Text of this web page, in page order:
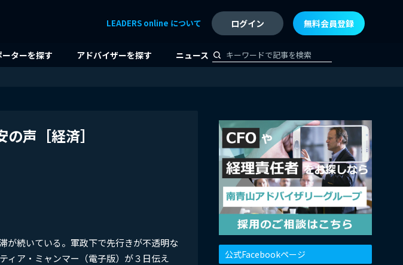
ログイン 無料会員登録
ターを探す アドバイザーを探す ニュース
LEADERS online について
声［経済］
が続いている。軍政下で先行きが不透明な
ィア・ミャンマー（電子版）が３日伝え
公式Facebookページ